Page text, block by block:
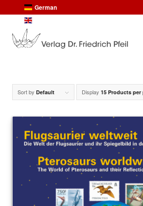
German
Sort by Default Display 15 Products per